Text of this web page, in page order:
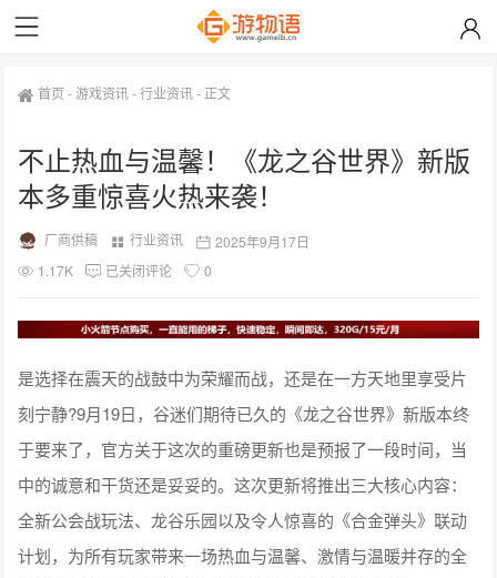
首页 -游戏资讯-行业资讯- 正文
不止热血与温馨！《龙之谷世界》新版
本多重惊喜火热来袭！
厂商供稿 行业资讯
2025年9月17日
1.17K
已关闭评论 0
是选择在震天的战鼓中为荣耀而战，还是在一方天地里享受片
刻宁静?9月19日，谷迷们期待已久的《龙之谷世界》新版本终
于要来了，官方关于这次的重磅更新也是预报了一段时间，当
中的诚意和干货还是妥妥的。这次更新将推出三大核心内容：
全新公会战玩法、龙谷乐园以及令人惊喜的《合金弹头》联动
计划，为所有玩家带来一场热血与温馨、激情与温暖并存的全